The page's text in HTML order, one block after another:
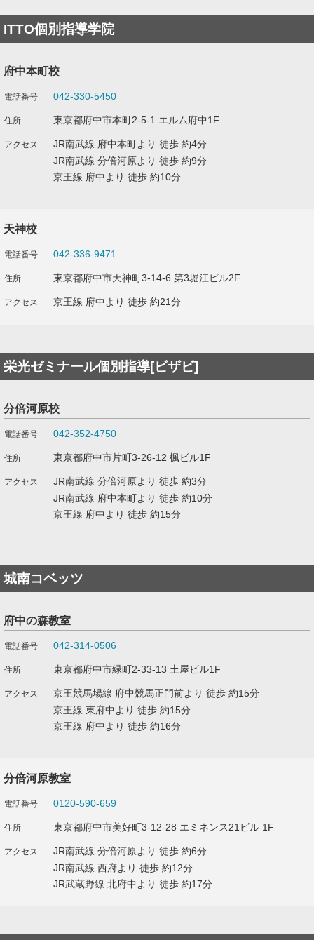
ITTO個別指導学院
府中本町校
042-330-5450
東京都府中市本町2-5-1 エルム府中1F
JR南武線 府中本町より 徒歩 約4分
JR南武線 分倍河原より 徒歩 約9分
京王線 府中より 徒歩 約10分
天神校
042-336-9471
東京都府中市天神町3-14-6 第3堀江ビル2F
京王線 府中より 徒歩 約21分
栄光ゼミナール個別指導[ビザビ]
分倍河原校
042-352-4750
東京都府中市片町3-26-12 楓ビル1F
JR南武線 分倍河原より 徒歩 約3分
JR南武線 府中本町より 徒歩 約10分
京王線 府中より 徒歩 約15分
城南コベッツ
府中の森教室
042-314-0506
東京都府中市緑町2-33-13 土屋ビル1F
京王競馬場線 府中競馬正門前より 徒歩 約15分
京王線 東府中より 徒歩 約15分
京王線 府中より 徒歩 約16分
分倍河原教室
0120-590-659
東京都府中市美好町3-12-28 エミネンス21ビル 1F
JR南武線 分倍河原より 徒歩 約6分
JR南武線 西府より 徒歩 約12分
JR武蔵野線 北府中より 徒歩 約17分